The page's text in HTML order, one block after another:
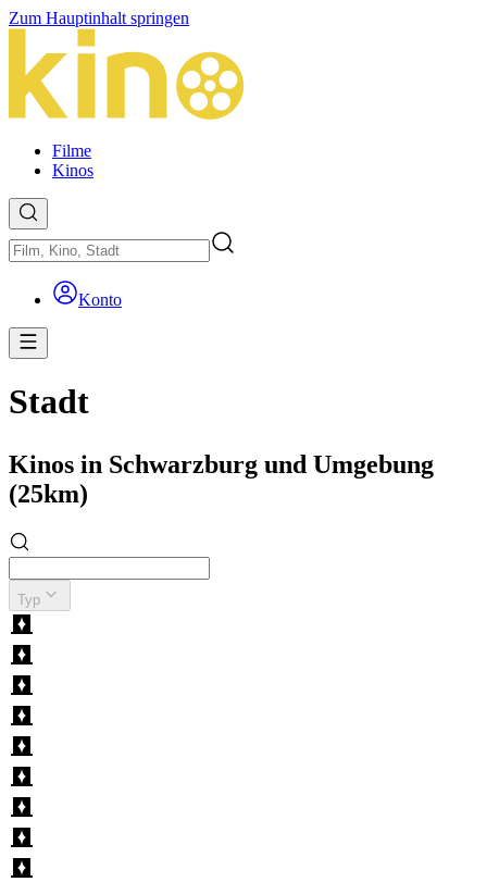
Zum Hauptinhalt springen
Filme
Kinos
Konto
Stadt
Kinos in Schwarzburg und Umgebung
(25km)
Typ